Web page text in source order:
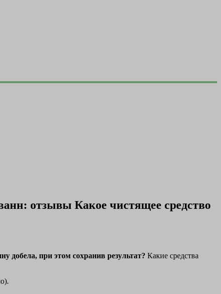
отзывы Какое чистящее средство
добела, при этом сохранив результат? Какие средства